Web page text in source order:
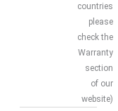
countries
please
check the
Warranty
section
of our
website)